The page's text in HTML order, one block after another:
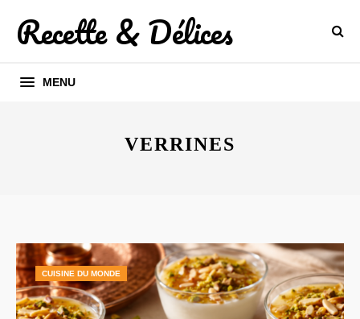
Recette & Délices
MENU
VERRINES
CUISINE DU MONDE